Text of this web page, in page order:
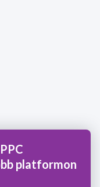
platformon